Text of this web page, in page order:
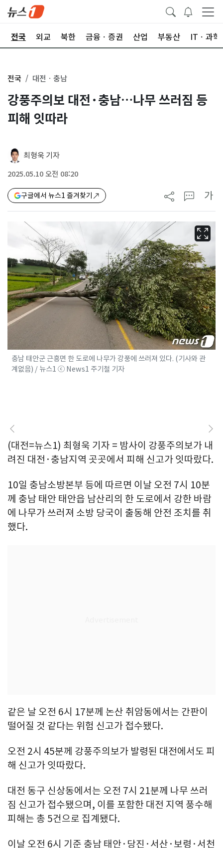
전국 외교 북한 금융ㆍ증권 산업 부동산 ITㆍ과학
전국 대전ㆍ충남
강풍주의보 대전·충남…나무 쓰러짐 등
피해 잇따라
최형욱 기자
2025.05.10 오전 08:20
구글에서 뉴스1 즐겨찾기 가
충남 태안군 근흥면 한 도로에 나무가 강풍에 쓰러져 있다. (기사와 관
계없음) / 뉴스1 ⓒ News1 주기철 기자
(대전=뉴스1) 최형욱 기자 = 밤사이 강풍주의보가 내
려진 대전·충남지역 곳곳에서 피해 신고가 잇따랐다.
10일 충남소방본부 등에 따르면 이날 오전 7시 10분
께 충남 태안 태안읍 남산리의 한 도로에서 강한 바람
에 나무가 쓰러져 소방 당국이 출동해 안전 조치를 취
했다.
같은 날 오전 6시 17분께 논산 취암동에서는 간판이
떨어질 것 같다는 위험 신고가 접수됐다.
오전 2시 45분께 강풍주의보가 발령된 대전에서도 피
해 신고가 잇따랐다.
대전 동구 신상동에서는 오전 7시 21분께 나무 쓰러
짐 신고가 접수됐으며, 이를 포함한 대전 지역 풍수해
피해는 총 5건으로 집계됐다.
이날 오전 6시 기준 충남 태안·당진·서산·보령·서천